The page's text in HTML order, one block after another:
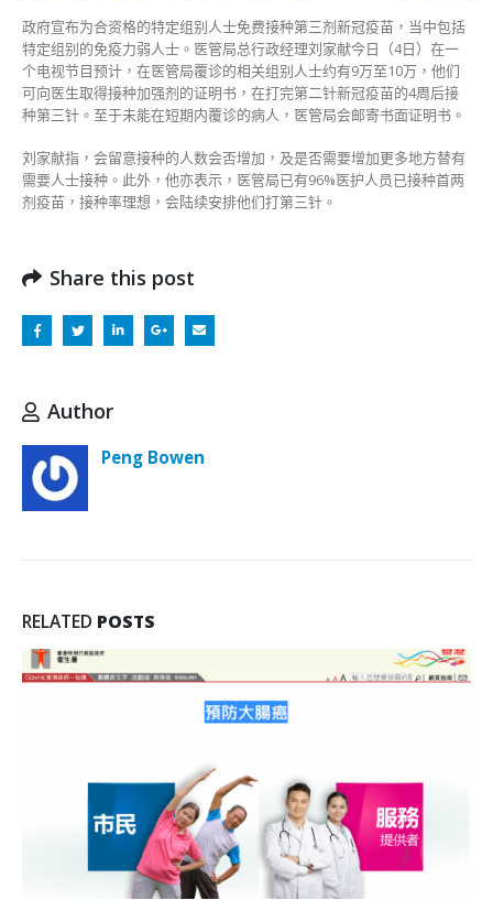
中
政府宣布为合资格的特定组别人士免费接种第三剂新冠疫苗，当中包括
特定组别的免疫力弱人士。医管局总行政经理刘家献今日（4日）在一
个电视节目预计，在医管局覆诊的相关组别人士约有9万至10万，他们
可向医生取得接种加强剂的证明书，在打完第二针新冠疫苗的4周后接
种第三针。至于未能在短期内覆诊的病人，医管局会邮寄书面证明书。
刘家献指，会留意接种的人数会否增加，及是否需要增加更多地方替有
需要人士接种。此外，他亦表示，医管局已有96%医护人员已接种首两
剂疫苗，接种率理想，会陆续安排他们打第三针。
Share this post
Author
Peng Bowen
RELATED POSTS